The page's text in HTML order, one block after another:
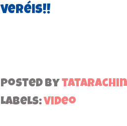
veréis!!
Posted by tatarachin
Labels:video